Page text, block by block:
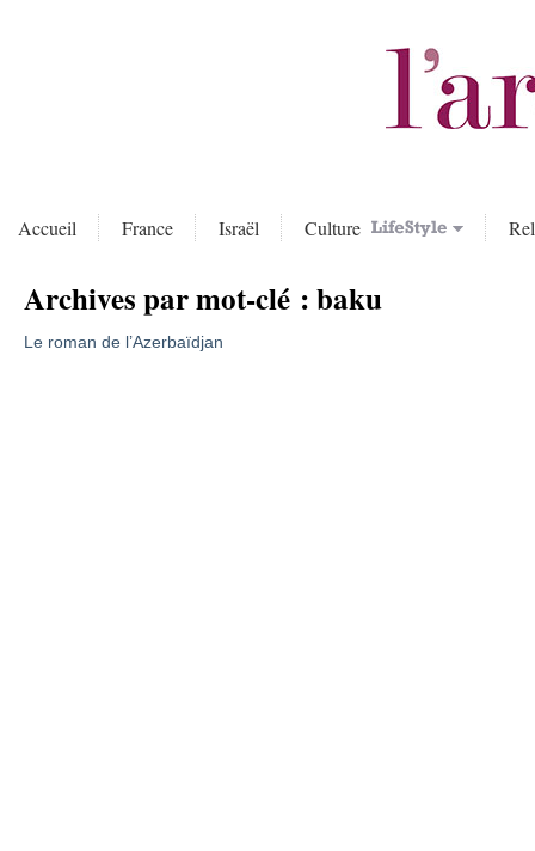
Accueil France Israël Culture
Archives par mot-clé :baku
Le roman de l’Azerbaïdjan